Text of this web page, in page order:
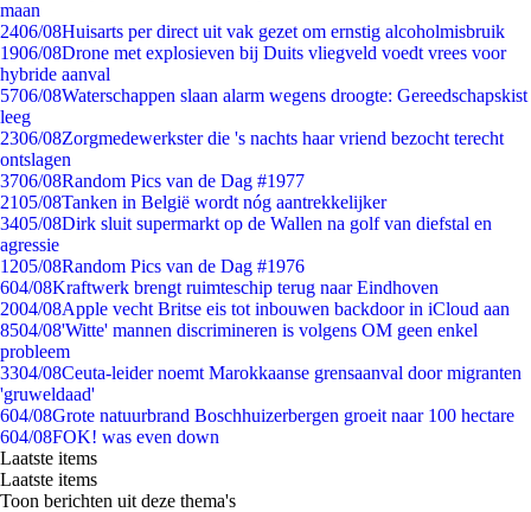
maan
2406/08Huisarts per direct uit vak gezet om ernstig alcoholmisbruik
1906/08Drone met explosieven bij Duits vliegveld voedt vrees voor
hybride aanval
5706/08Waterschappen slaan alarm wegens droogte: Gereedschapskist
leeg
2306/08Zorgmedewerkster die 's nachts haar vriend bezocht terecht
ontslagen
3706/08Random Pics van de Dag #1977
2105/08Tanken in België wordt nóg aantrekkelijker
3405/08Dirk sluit supermarkt op de Wallen na golf van diefstal en
agressie
1205/08Random Pics van de Dag #1976
604/08Kraftwerk brengt ruimteschip terug naar Eindhoven
2004/08Apple vecht Britse eis tot inbouwen backdoor in iCloud aan
8504/08'Witte' mannen discrimineren is volgens OM geen enkel
probleem
3304/08Ceuta-leider noemt Marokkaanse grensaanval door migranten
'gruweldaad'
604/08Grote natuurbrand Boschhuizerbergen groeit naar 100 hectare
604/08FOK! was even down
Laatste items
Laatste items
Toon berichten uit deze thema's